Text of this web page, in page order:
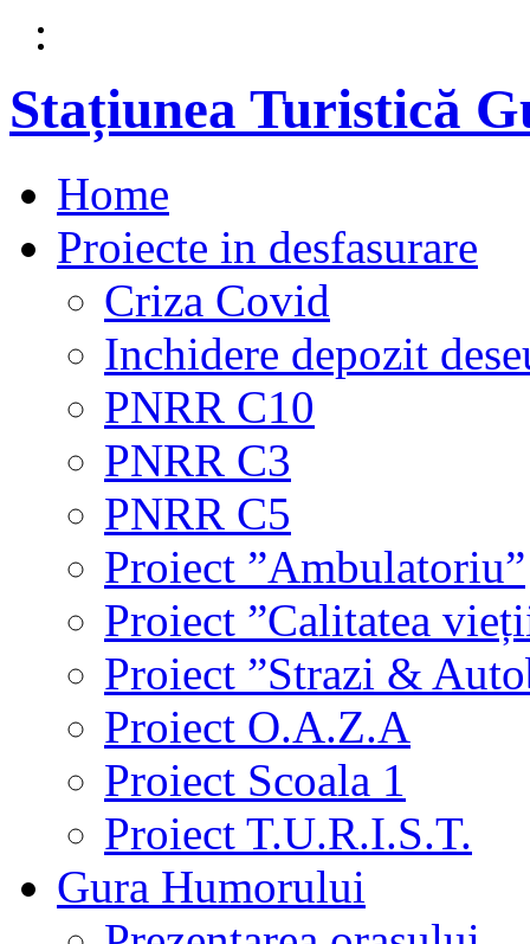
Stațiunea Turistică
Home
Proiecte in desfasurare
Criza Covid
Inchidere depozit
PNRR C10
PNRR C3
PNRR C5
Proiect ”Ambulatoriu”
Proiect ”Calitatea
Proiect ”Strazi &
Proiect O.A.Z.A
Proiect Scoala 1
Proiect T.U.R.I.S.T.
Gura Humorului